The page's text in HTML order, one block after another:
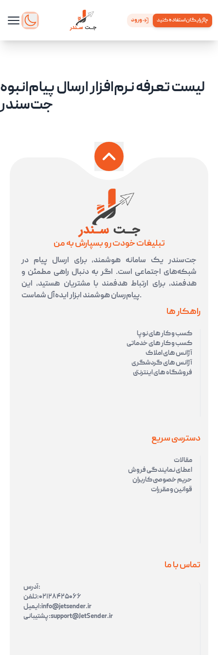
ورود رایگان استفاده کنید
لیست تعرفه نرم‌افزار ارسال پیام‌انبوه
جت‌سندر
تبلیغات خودت رو بسپارش به من
جت‌سندر یک سامانه هوشمند، برای ارسال پیام در
شبکه‌های اجتماعی است. اگر به دنبال راهی مطمئن و
هدفمند، برای ارتباط هدفمند با مشتریان هستید، این
پیام‌رسان هوشمند ابزار ایده‌آل شماست.
راهکار ها
کسب و کار های نوپا
کسب و کار های خدماتی
آژانس های املاک
آژانس های گردشگری
فروشگاه های اینترنتی
دسترسی سریع
مقالات
اعطای نمایندگی فروش
حریم خصوصی کاربران
قوانین و مقررات
تماس با ما
آدرس:
تلفن:۰۲۱۲۸۴۲۵۰۶۶
ایمیل:info@jetsender.ir
پشتیبانی:support@JetSender.ir